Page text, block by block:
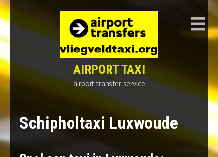
Skip
to
content
AIRPORT TAXI
airport transfer service
Schipholtaxi Luxwoude